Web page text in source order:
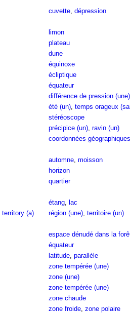
cuvette, dépression
limon
plateau
dune
équinoxe
écliptique
équateur
différence de pression (une)
été (un), temps orageux
stéréoscope
précipice (un), ravin (un)
coordonnées
automne, moisson
horizon
quartier
étang, lac
territory (a) région (une), territoire (un)
espace dénudé dans la
équateur
latitude, parallèle
zone tempérée (une)
zone (une)
zone tempérée (une)
zone chaude
zone froide, zone polaire